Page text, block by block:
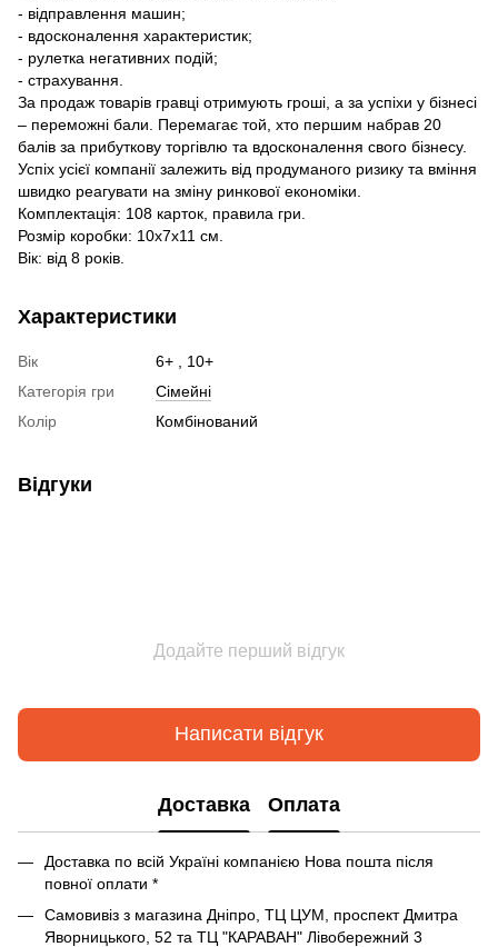
- відправлення машин;
- вдосконалення характеристик;
- рулетка негативних подій;
- страхування.
За продаж товарів гравці отримують гроші, а за успіхи у бізнесі
– переможні бали. Перемагає той, хто першим набрав 20
балів за прибуткову торгівлю та вдосконалення свого бізнесу.
Успіх усієї компанії залежить від продуманого ризику та вміння
швидко реагувати на зміну ринкової економіки.
Комплектація: 108 карток, правила гри.
Розмір коробки: 10х7х11 см.
Вік: від 8 років.
Характеристики
Вік
6+ , 10+
Категорія гри
Сімейні
Колір
Комбінований
Відгуки
Додайте перший відгук
Написати відгук
Доставка Оплата
Доставка по всій Україні компанією Нова пошта після
повної оплати *
Самовивіз з магазина Дніпро, ТЦ ЦУМ, проспект Дмитра
Яворницького, 52 та ТЦ "КАРАВАН" Лівобережний 3